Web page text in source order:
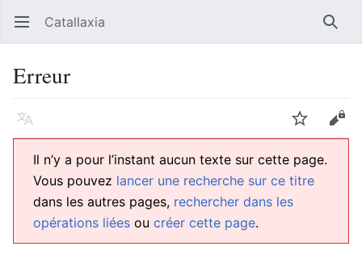
Ouvrir le menu principal Catallaxia
Erreur
Langue Suivre
Il n’y a pour l’instant aucun texte sur cette page.
Vous pouvez lancer une recherche sur ce titre
dans les autres pages, rechercher dans les
opérations liées ou créer cette page.